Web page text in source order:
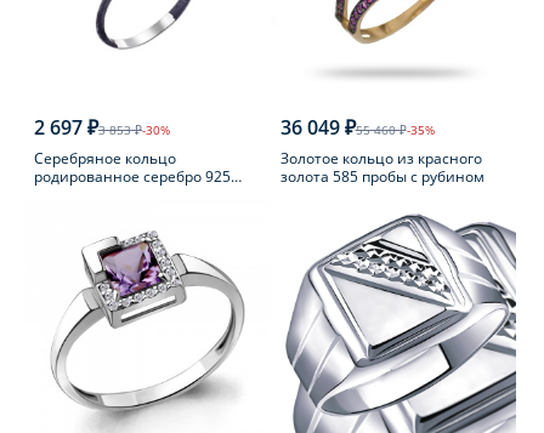
2 697 ₽3 853 ₽-30%
Серебряное кольцо
родированное серебро 925
36 049 ₽55 460 ₽-35%
Золотое кольцо из красного
золота 585 пробы с рубином